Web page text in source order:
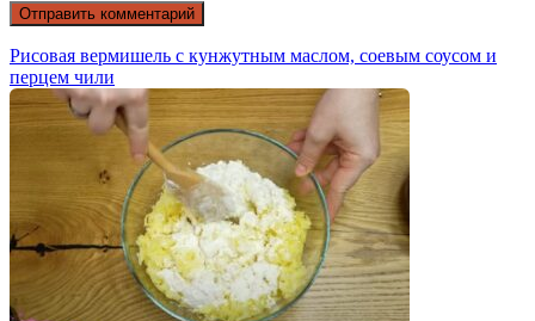
Рисовая вермишель с кунжутным маслом, соевым соусом и
перцем чили